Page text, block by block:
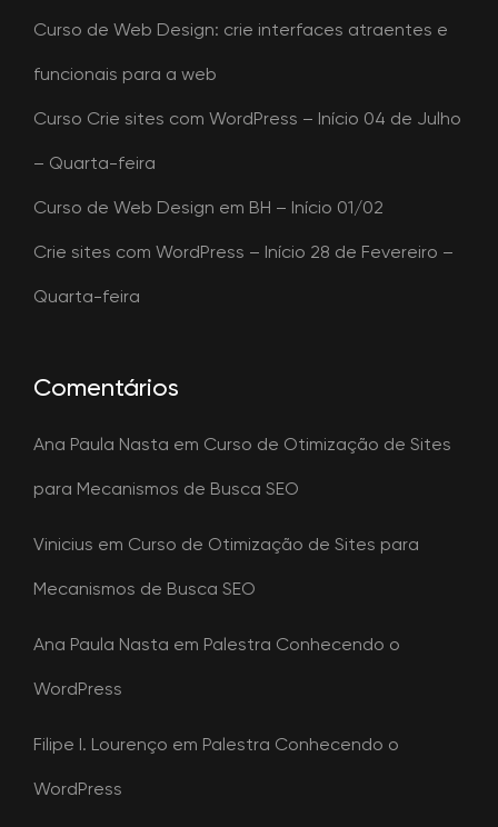
Curso de Web Design: crie interfaces atraentes e
funcionais para a web
Curso Crie sites com WordPress – Início 04 de Julho
– Quarta-feira
Curso de Web Design em BH – Início 01/02
Crie sites com WordPress – Início 28 de Fevereiro –
Quarta-feira
Comentários
Ana Paula Nasta em Curso de Otimização de Sites
para Mecanismos de Busca SEO
Vinicius em Curso de Otimização de Sites para
Mecanismos de Busca SEO
Ana Paula Nasta em Palestra Conhecendo o
WordPress
Filipe I. Lourenço em Palestra Conhecendo o
WordPress